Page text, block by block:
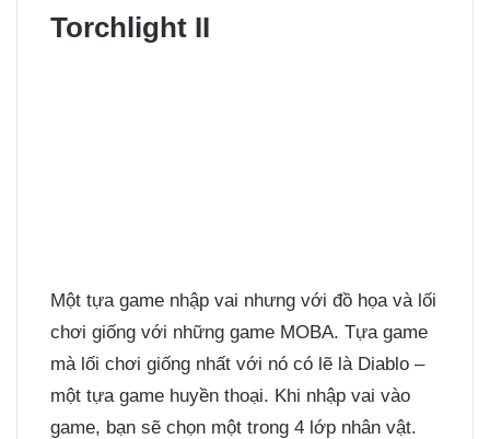
Torchlight II
Một tựa game nhập vai nhưng với đồ họa và lối
chơi giống với những game MOBA. Tựa game
mà lối chơi giống nhất với nó có lẽ là Diablo –
một tựa game huyền thoại. Khi nhập vai vào
game, bạn sẽ chọn một trong 4 lớp nhân vật.